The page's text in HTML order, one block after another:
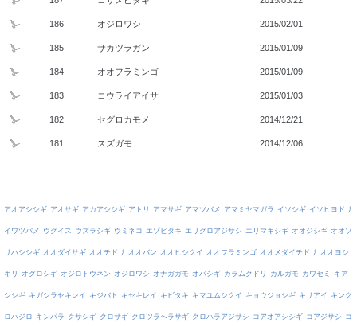
186 オジロワシ 2015/02/01
185 サカツラガン 2015/01/09
184 オオフラミンゴ 2015/01/09
183 コウライアイサ 2015/01/03
182 セグロカモメ 2014/12/21
181 スズガモ 2014/12/06
アオアシシギ アオサギ アカアシシギ アトリ アマサギ アマツバメ アマミヤマガラ イソシギ イソヒヨドリ
イワツバメ ウグイス ウズラシギ ウミネコ エゾビタキ エリグロアジサシ エリマキシギ オオジシギ オオソ
リハシシギ オオダイサギ オオチドリ オオバン オオヒシクイ オオフラミンゴ オオメダイチドリ オオヨシ
キリ オグロシギ オジロトウネン オジロワシ オナガガモ オバシギ カラムクドリ カルガモ カワセミ キア
シシギ キガシラセキレイ キジバト キセキレイ キビタキ キマユムシクイ キョウジョシギ キリアイ キンク
ロハジロ キンパラ クサシギ クロサギ クロツラヘラサギ クロハラアジサシ コアオアシシギ コアジサシ コ